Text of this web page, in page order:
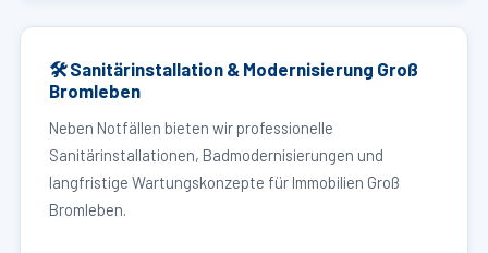
🛠 Sanitärinstallation & Modernisierung Groß
Bromleben
Neben Notfällen bieten wir professionelle
Sanitärinstallationen, Badmodernisierungen und
langfristige Wartungskonzepte für Immobilien Groß
Bromleben.